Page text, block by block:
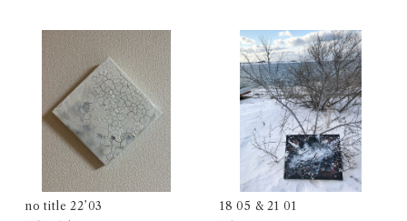
no title 22’03 18 05 & 21 01